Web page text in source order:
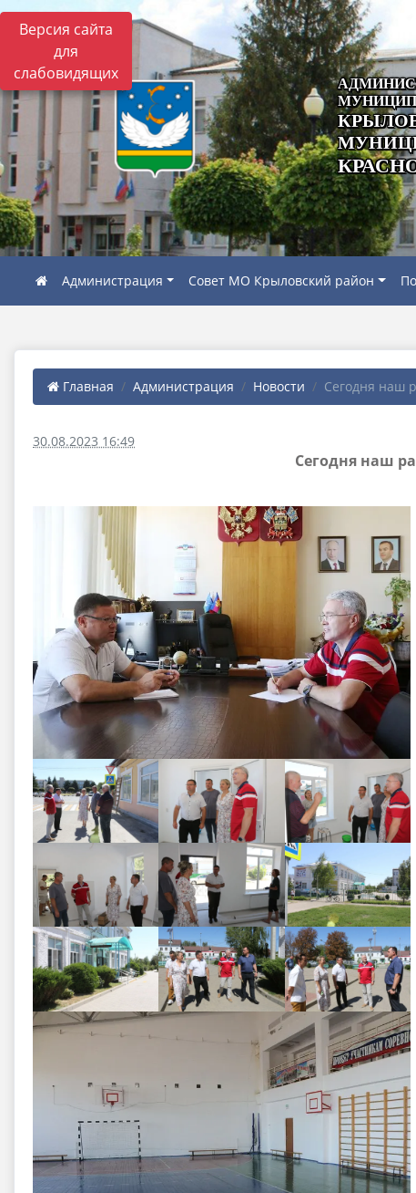
Версия сайта
для
слабовидящих
Администрация Совет МО Крыловский район
Главная Администрация Новости Сегодня наш
30.08.2023 16:49
Сегодня наш